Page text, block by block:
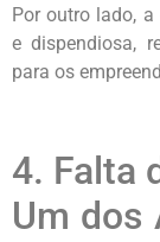
Por outro lado,
e dispendiosa,
para os
4. Falta
Um dos